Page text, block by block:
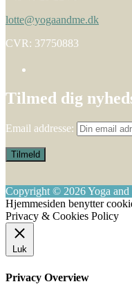
lotte@yogaandme.dk
CVR: 37750883
Tilmed dig
Email addresse:
Copyright © 2026 Yoga and
Hjemmesiden benytter
Privacy & Cookies Policy
Luk
Privacy Overview